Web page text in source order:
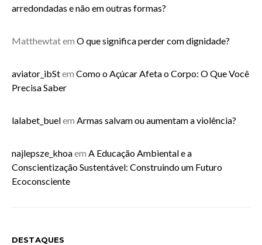
arredondadas e não em outras formas?
Matthewtatem O que significa perder com dignidade?
aviator_ibStem Como o Açúcar Afeta o Corpo: O Que Você
Precisa Saber
lalabet_buelem Armas salvam ou aumentam a violência?
najlepsze_khoaem A Educação Ambiental e a
Conscientização Sustentável: Construindo um Futuro
Ecoconsciente
DESTAQUES